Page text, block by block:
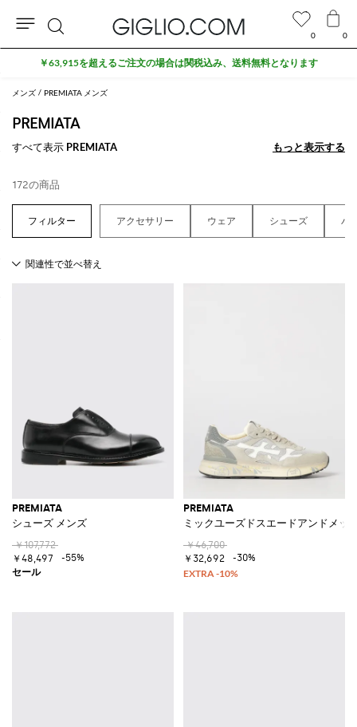
メンズ PREMIATA メンズ
PREMIATA
すべて表示 PREMIATA もっと表示する
もっと表示する
172の商品
アクセサリー ウェア シューズ バ
PREMIATA
シューズ メンズ
￥107,772
￥48,497
-55%
PREMIATA
ミックユーズドスエードアンドメッ
￥46,700
￥32,692
-30%
0 0
検
索
セール商品がさらに10%オフ